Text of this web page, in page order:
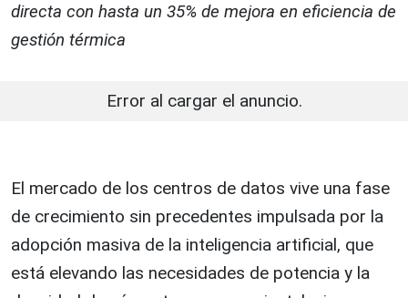
directa con hasta un 35% de mejora en eficiencia de
gestión térmica
Error al cargar el anuncio.
El mercado de los centros de datos vive una fase
de crecimiento sin precedentes impulsada por la
adopción masiva de la inteligencia artificial, que
está elevando las necesidades de potencia y la